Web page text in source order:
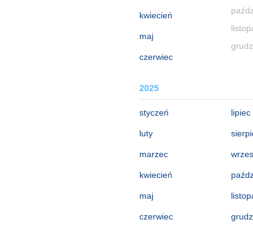
kwiecień
maj
czerwiec
2025
styczeń
luty
marzec
kwiecień
maj
czerwiec
lipiec